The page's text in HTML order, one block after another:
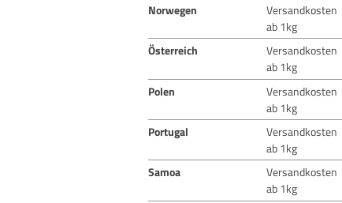
Norwegen Versandkosten
ab 1kg
Österreich Versandkosten
ab 1kg
Polen Versandkosten
ab 1kg
Portugal Versandkosten
ab 1kg
Samoa Versandkosten
ab 1kg